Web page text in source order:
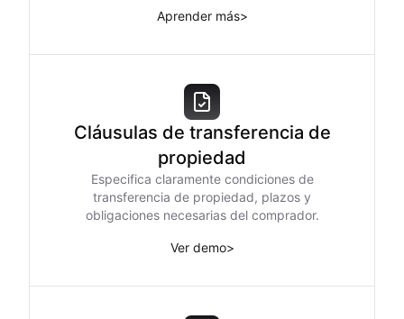
Aprender más>
Cláusulas de transferencia de
propiedad
Especifica claramente condiciones de
transferencia de propiedad, plazos y
obligaciones necesarias del comprador.
Ver demo>